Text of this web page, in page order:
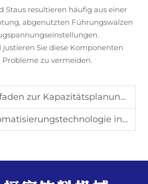
Staus resultieren häufig aus einer
abgenutzten Führungswalzen
Sie diese Komponenten
zu vermeiden.
zur Kapazitätsplanung für Dosenabfüllmaschinen
in Dosenversiegelungsmaschinen